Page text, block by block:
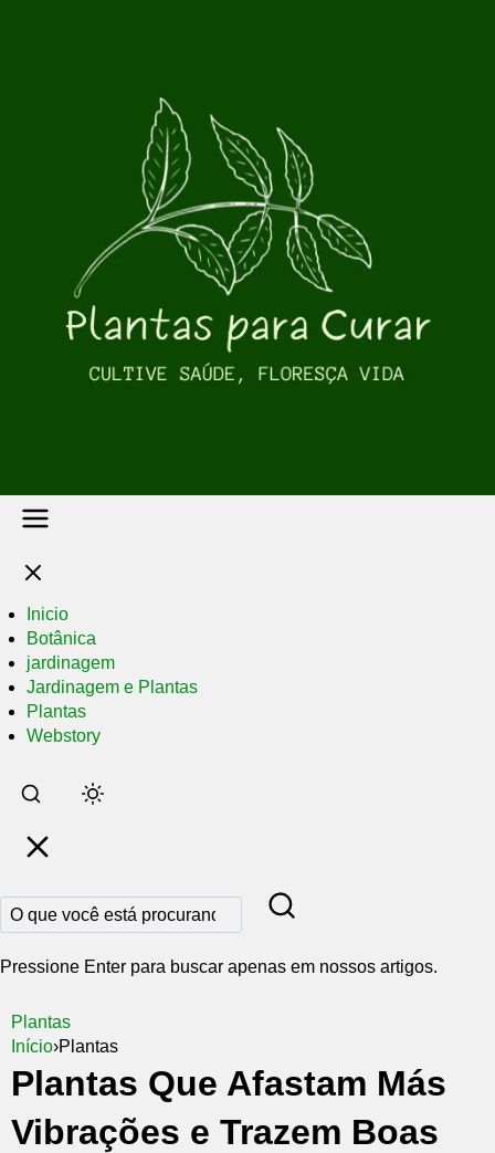
Inicio
Botânica
jardinagem
Jardinagem e Plantas
Plantas
Webstory
Pular
para
conteúdo
principal
Pressione Enter para buscar apenas em nossos artigos.
Plantas
Início›Plantas
Plantas Que Afastam Más
Vibrações e Trazem Boas